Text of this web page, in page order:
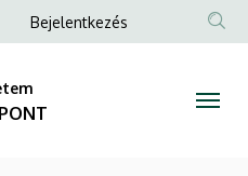
Anonim
fiók
menüje
Bejelentkezés